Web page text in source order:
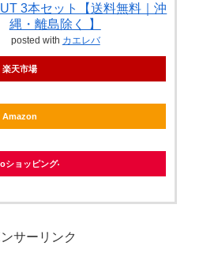
3本セット【送料無料｜沖
縄・離島除く 】
posted with カエレバ
楽天市場
Amazon
ショッピング
サーリンク